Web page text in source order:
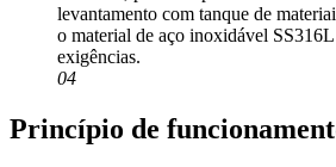
levantamento com tanque de
o material de aço inoxidável
exigências.
04
Princípio de